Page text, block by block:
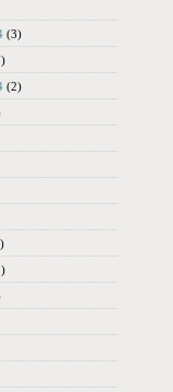
(3)
(2)